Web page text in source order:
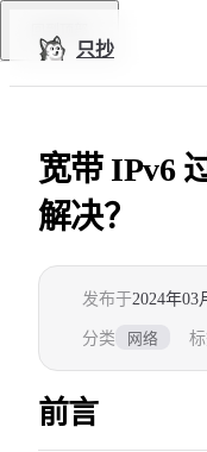
只抄
宽带 IPv6
解决？
发布于2024年03
分类 网络
前言